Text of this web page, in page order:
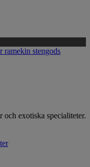
exotiska specialiteter.